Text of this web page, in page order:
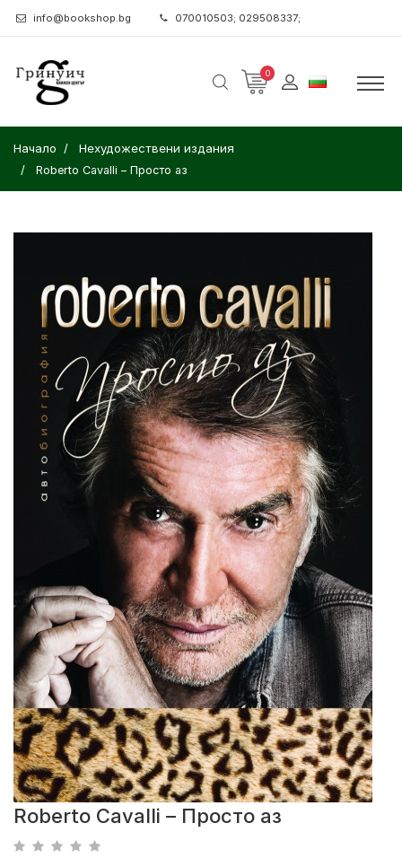
info@bookshop.bg 070010503; 029508337;
0
Начало Нехудожествени издания
Roberto Cavalli – Просто аз
Roberto Cavalli – Просто аз